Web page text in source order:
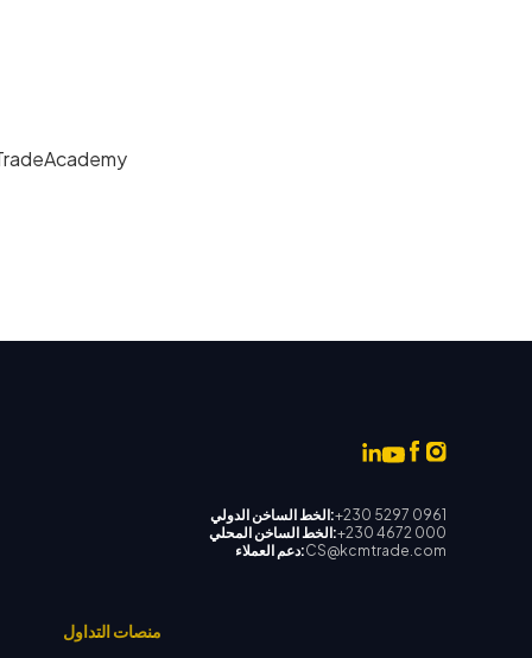
الخط الساخن الدولي:+230 5297 0961
الخط الساخن المحلي:+230 4672 000
دعم العملاء:CS@kcmtrade.com
منصات التداول